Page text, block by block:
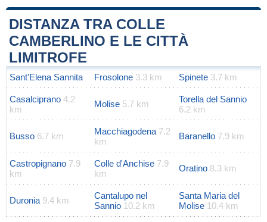
+
−
DISTANZA TRA COLLE
CAMBERLINO E LE CITTÀ
LIMITROFE
Sant'Elena Sannita Frosolone 3.3 km Spinete 3.7 km
Casalciprano 4.2
km
Molise 5.7 km
Torella del Sannio
6.2 km
Busso 6.7 km Macchiagodena 7.2
km
Baranello 7.9 km
Castropignano 7.9
km
Colle d'Anchise 7.9
km
Oratino 8.3 km
Duronia 9.4 km
Cantalupo nel
Sannio 10.2 km
Santa Maria del
Molise 10.4 km